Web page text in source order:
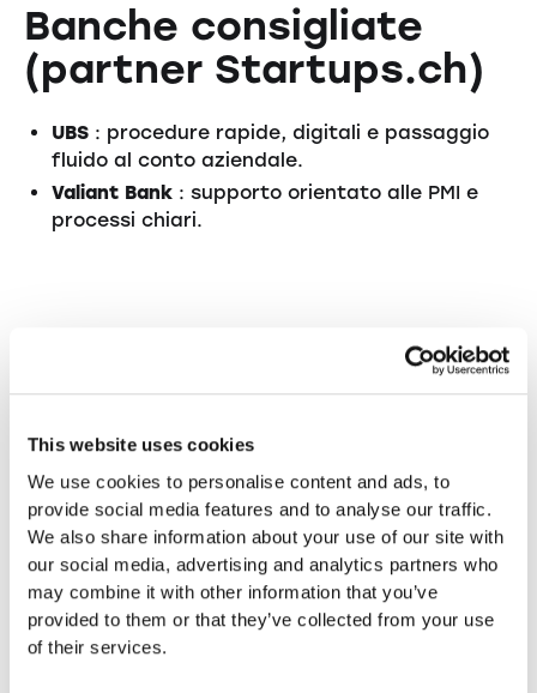
This website uses cookies
We use cookies to personalise content and ads, to
provide social media features and to analyse our traffic.
We also share information about your use of our site with
our social media, advertising and analytics partners who
may combine it with other information that you’ve
provided to them or that they’ve collected from your use
of their services.
Banche consigliate
(partner Startups.ch)
UBS : procedure rapide, digitali e passaggio
fluido al conto aziendale.
Valiant Bank : supporto orientato alle PMI e
processi chiari.
fondazione : una buona preparazione garantisce
Raccomandazione:
Affidi la procedura a Startups.ch :